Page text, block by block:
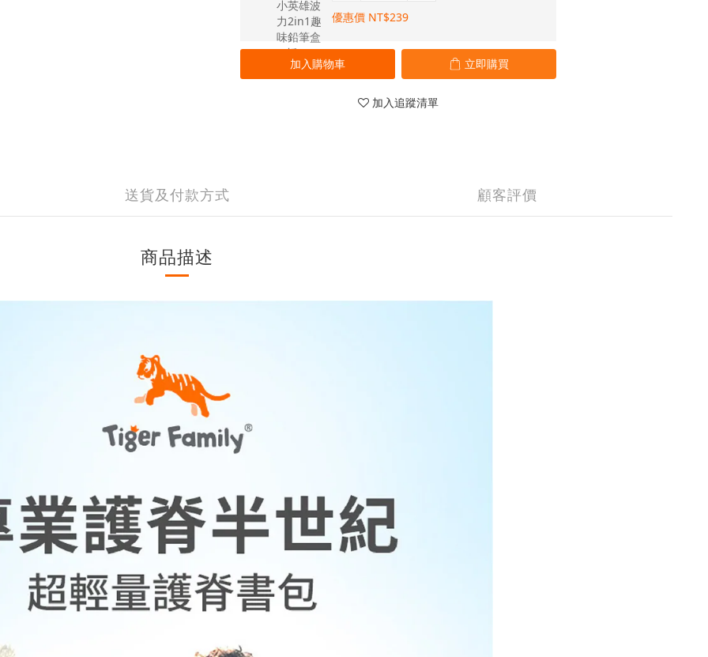
優惠價 NT$239
加入購物車 立即購買
加入追蹤清單
送貨及付款方式 顧客評價
商品描述